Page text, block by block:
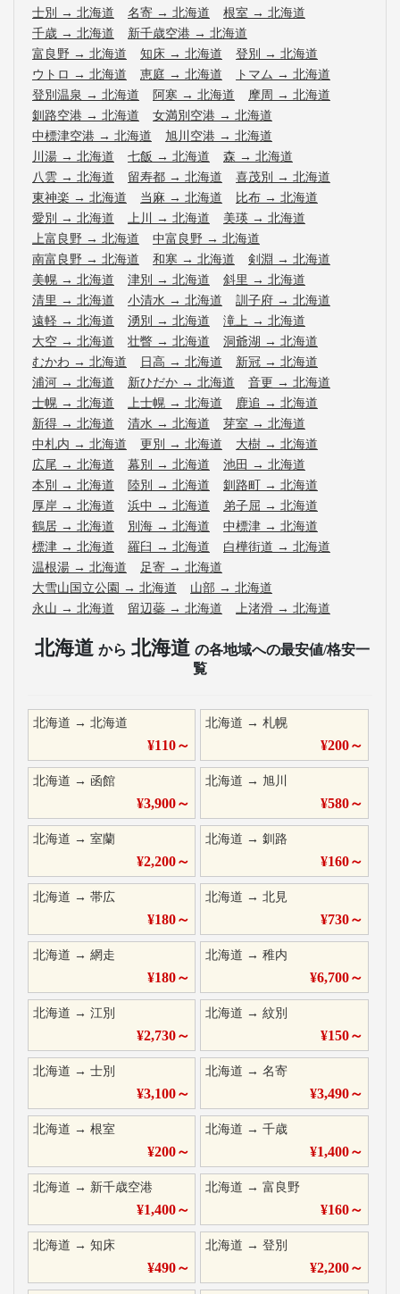
士別 → 北海道 名寄 → 北海道 根室 → 北海道
千歳 → 北海道 新千歳空港 → 北海道
富良野 → 北海道 知床 → 北海道 登別 → 北海道
ウトロ → 北海道 恵庭 → 北海道 トマム → 北海道
登別温泉 → 北海道 阿寒 → 北海道 摩周 → 北海道
釧路空港 → 北海道 女満別空港 → 北海道
中標津空港 → 北海道 旭川空港 → 北海道
川湯 → 北海道 七飯 → 北海道 森 → 北海道
八雲 → 北海道 留寿都 → 北海道 喜茂別 → 北海道
東神楽 → 北海道 当麻 → 北海道 比布 → 北海道
愛別 → 北海道 上川 → 北海道 美瑛 → 北海道
上富良野 → 北海道 中富良野 → 北海道
南富良野 → 北海道 和寒 → 北海道 剣淵 → 北海道
美幌 → 北海道 津別 → 北海道 斜里 → 北海道
清里 → 北海道 小清水 → 北海道 訓子府 → 北海道
遠軽 → 北海道 湧別 → 北海道 滝上 → 北海道
大空 → 北海道 壮瞥 → 北海道 洞爺湖 → 北海道
むかわ → 北海道 日高 → 北海道 新冠 → 北海道
浦河 → 北海道 新ひだか → 北海道 音更 → 北海道
士幌 → 北海道 上士幌 → 北海道 鹿追 → 北海道
新得 → 北海道 清水 → 北海道 芽室 → 北海道
中札内 → 北海道 更別 → 北海道 大樹 → 北海道
広尾 → 北海道 幕別 → 北海道 池田 → 北海道
本別 → 北海道 陸別 → 北海道 釧路町 → 北海道
厚岸 → 北海道 浜中 → 北海道 弟子屈 → 北海道
鶴居 → 北海道 別海 → 北海道 中標津 → 北海道
標津 → 北海道 羅臼 → 北海道 白樺街道 → 北海道
温根湯 → 北海道 足寄 → 北海道
大雪山国立公園 → 北海道 山部 → 北海道
永山 → 北海道 留辺蘂 → 北海道 上渚滑 → 北海道
北海道 から 北海道 の各地域への最安値/格安一
覧
北海道 → 北海道
¥110～
北海道 →札幌
¥200～
北海道 → 函館
¥3,900～
北海道 →旭川
¥580～
北海道 → 室蘭
¥2,200～
北海道 →釧路
¥160～
北海道 → 帯広
¥180～
北海道 →北見
¥730～
北海道 → 網走
¥180～
北海道 →稚内
¥6,700～
北海道 → 江別
¥2,730～
北海道 →紋別
¥150～
北海道 → 士別
¥3,100～
北海道 →名寄
¥3,490～
北海道 → 根室
¥200～
北海道 →千歳
¥1,400～
北海道 → 新千歳空港
¥1,400～
北海道 →富良野
¥160～
北海道 → 知床
¥490～
北海道 →登別
¥2,200～